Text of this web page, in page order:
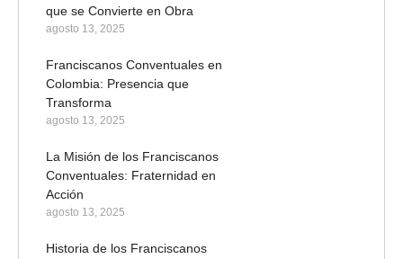
que se Convierte en Obra
agosto 13, 2025
Franciscanos Conventuales en
Colombia: Presencia que
Transforma
agosto 13, 2025
La Misión de los Franciscanos
Conventuales: Fraternidad en
Acción
agosto 13, 2025
Historia de los Franciscanos